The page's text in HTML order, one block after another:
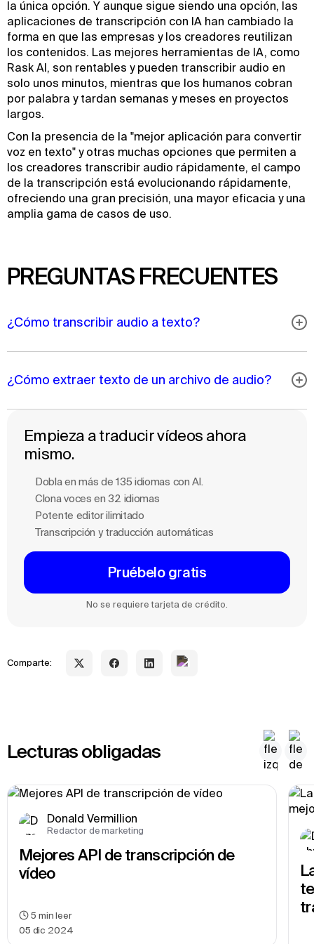
la única opción. Y aunque sigue siendo una opción, las
aplicaciones de transcripción con IA han cambiado la
forma en que las empresas y los creadores reutilizan
los contenidos. Las mejores herramientas de IA, como
Rask AI, son rentables y pueden transcribir audio en
solo unos minutos, mientras que los humanos cobran
por palabra y tardan semanas y meses en proyectos
largos.
Con la presencia de la "mejor aplicación para convertir
voz en texto" y otras muchas opciones que permiten a
los creadores transcribir audio rápidamente, el campo
de la transcripción está evolucionando rápidamente,
ofreciendo una gran precisión, una mayor eficacia y una
amplia gama de casos de uso.
PREGUNTAS FRECUENTES
¿Cómo transcribir audio a texto?
¿Cómo extraer texto de un archivo de audio?
Empieza a traducir vídeos ahora
mismo.
Dobla en más de 135 idiomas con Al.
Clona voces en 32 idiomas
Potente editor ilimitado
Transcripción y traducción automáticas
Pruébelo gratis
No se requiere tarjeta de crédito.
Comparte:
Lecturas obligadas
Donald Vermillion
Redactor de marketing
Mejores API de transcripción de
vídeo
05 dic 2024
5 min leer